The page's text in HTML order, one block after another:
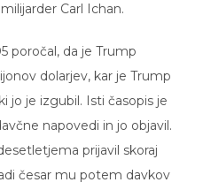
Carl Ichan.
poročal, da je Trump
dolarjev, kar je Trump
jo je izgubil. Isti časopis je
napovedi in jo objavil.
prijavil skoraj
česar mu potem davkov